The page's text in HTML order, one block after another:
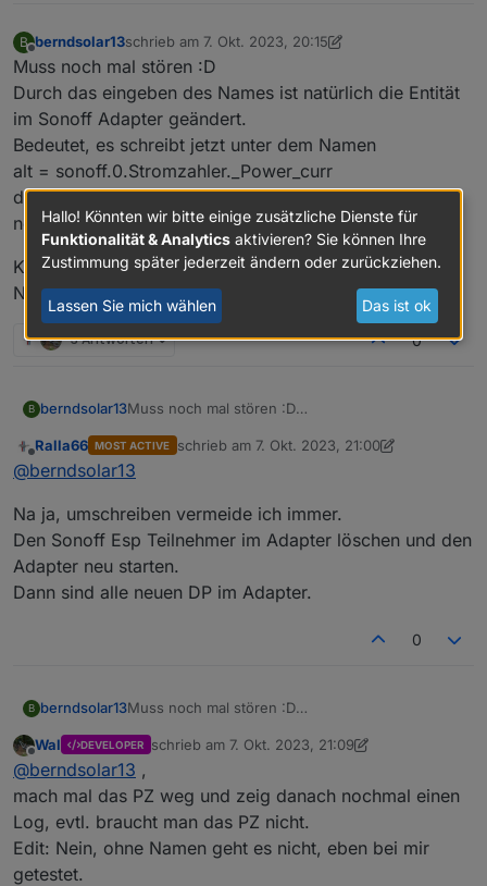
B berndsolar13schrieb am 7. Okt. 2023, 20:15
zuletzt editiert von berndsolar13
Muss noch mal stören :D
Durch das eingeben des Names ist natürlich die Entität
im Sonoff Adapter geändert.
Bedeutet, es schreibt jetzt unter dem Namen
alt = sonoff.0.Stromzahler._Power_curr
durch den Zusatz "PZ" heißt der neue Eintrag nun
neu = sonoff.0.Stromzahler.PZ_Power_curr
Kann man die alten Werte umschreiben auf den neuen
Namen ?
3 Antworten 0
B berndsolar13Muss noch mal stören :D
Entität im Sonoff Adapter geändert.
Bedeutet, es schreibt jetzt unter dem Namen
durch den Zusatz "PZ" heißt der neue Eintrag
nun
neu = sonoff.0.Stromzahler.PZ_Power_curr
Kann man die alten Werte umschreiben auf den
neuen Namen ?
Offline
Ralla66 MOST ACTIVE schrieb am 7. Okt. 2023, 21:00
zuletzt editiert von Ralla6610. Juli 2023, 23:01
@berndsolar13
Na ja, umschreiben vermeide ich immer.
Den Sonoff Esp Teilnehmer im Adapter löschen und den
Adapter neu starten.
Dann sind alle neuen DP im Adapter.
0
B berndsolar13Muss noch mal stören :D
Entität im Sonoff Adapter geändert.
Bedeutet, es schreibt jetzt unter dem Namen
alt = sonoff.0.Stromzahler._Power_curr
durch den Zusatz "PZ" heißt der neue Eintrag
nun
neu = sonoff.0.Stromzahler.PZ_Power_curr
Kann man die alten Werte umschreiben auf den
neuen Namen ?
Offline
Wal DEVELOPER schrieb am 7. Okt. 2023, 21:09
zuletzt editiert von Wal10. Juli 2023, 23:32
@berndsolar13 ,
mach mal das PZ weg und zeig danach nochmal einen
Log, evtl. braucht man das PZ nicht.
Edit: Nein, ohne Namen geht es nicht, eben bei mir
getestet.
Hallo! Könnten wir bitte einige zusätzliche Dienste für
Funktionalität & Analytics aktivieren? Sie können Ihre
Zustimmung später jederzeit ändern oder zurückziehen.
Lassen Sie mich wählen Das ist ok